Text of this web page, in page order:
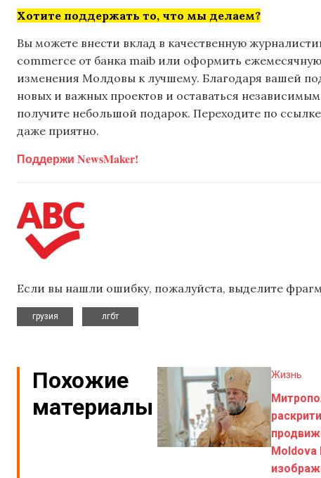
Хотите поддержать то, что мы делаем?
Вы можете внести вклад в качественную
commerce от банка maib или оформить
изменения Молдовы к лучшему. Благодаря вашей
новых и важных проектов и оставаться
получите небольшой подарок. Переходите по
даже приятно.
Поддержи NewsMaker!
Если вы нашли ошибку, пожалуйста, выделите
грузия
лгбт
Похожие
материалы
Жизнь
Moldova